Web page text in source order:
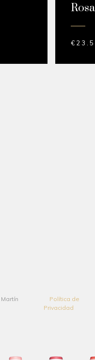
€
Política de
Privacidad